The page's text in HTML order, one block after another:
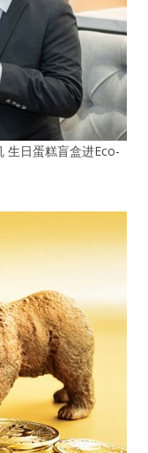
生日蛋糕盲盒进Eco-